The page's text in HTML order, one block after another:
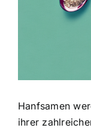
Hanfsamen
ihrer